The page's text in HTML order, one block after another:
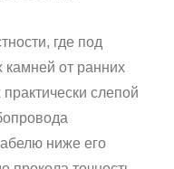
где под
камней от ранних
слепой
ниже его